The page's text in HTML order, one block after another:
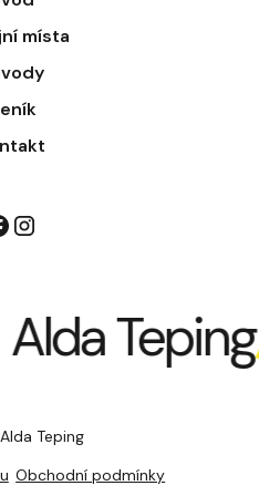
místa
Alda Teping
Teping
Obchodní podmínky